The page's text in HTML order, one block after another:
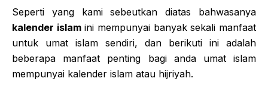
Seperti yang kami sebeutkan diatas bahwasanya
kalender islamini mempunyai banyak sekali manfaat
untuk umat islam sendiri, dan berikuti ini adalah
beberapa manfaat penting bagi anda umat islam
mempunyai kalender islam atau hijriyah.